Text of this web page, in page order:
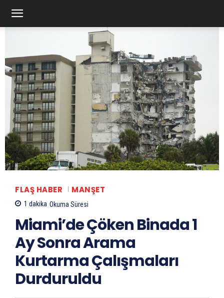
FLAŞ HABER MANŞET
1 dakika Okuma Süresi
Miami’de Çöken Binada 1
Ay Sonra Arama
Kurtarma Çalışmaları
Durduruldu